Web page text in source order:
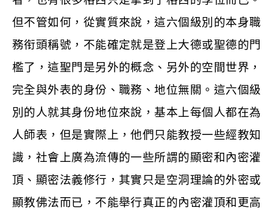
但不管如何，從實質來說，這六個級別的本身職
務衔頭稱號，不能確定就是登上大德或聖德的門
檻了，這聖門是另外的概念、另外的空間世界，
完全與外表的身份、職務、地位無關。這六個級
別的人就其身份地位來說，基本上每個人都在為
人師表，但是實際上，他們只能教授一些經教知
識，社會上廣為流傳的一些所謂的顯密和內密灌
頂、顯密法義修行，其實只是空洞理論的外密或
顯教佛法而已，不能舉行真正的內密灌頂和更高